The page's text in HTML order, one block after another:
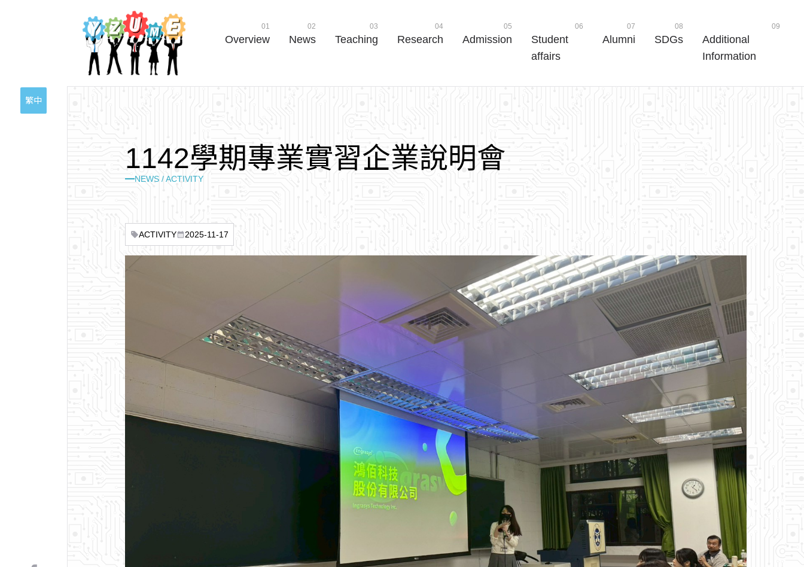
01
Overview
02
News
03
Teaching
04
Research
05
Admission
06
Student
affairs
07
Alumni
08
SDGs
09
Additional
Information
NEWS / ACTIVITY
1142學期專業實習企業說明會
sellACTIVITYcalendar_month 2025-11-17
繁中